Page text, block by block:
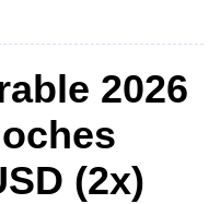
2026
(2x)